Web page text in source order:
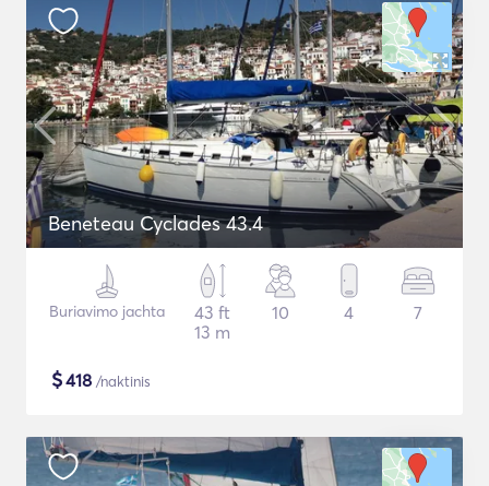
Beneteau Cyclades 43.4
Buriavimo jachta
43 ft
13 m
10 4 7
$418 /naktinis